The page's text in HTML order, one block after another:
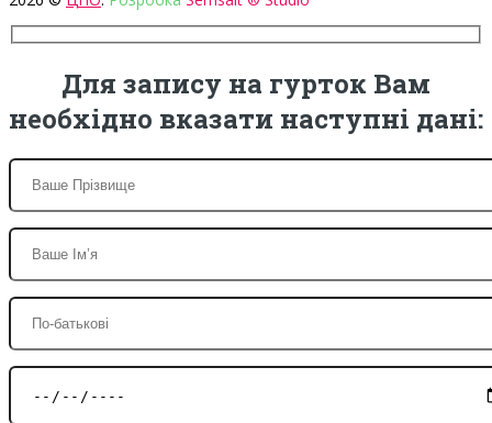
Для запису на гурток Вам
необхідно вказати наступні дані: